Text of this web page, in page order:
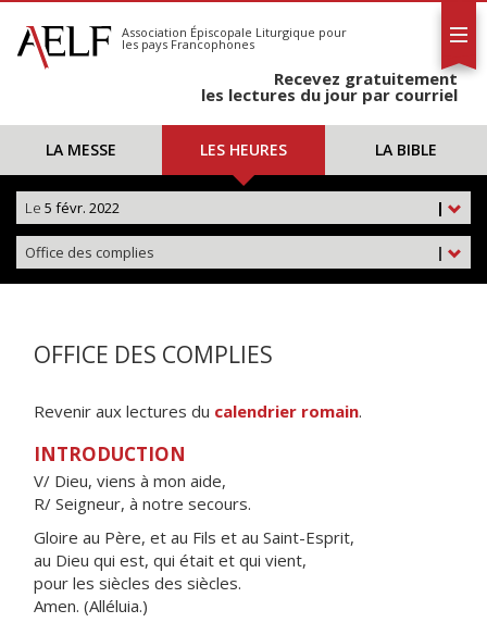
S'abonner
Calendrier
Association Épiscopale Liturgique pour
les pays Francophones
Recevez gratuitement
les lectures du jour par courriel
LA MESSE LES HEURES LA BIBLE
|
Le 5 févr. 2022
|
Office des complies
OFFICE DES COMPLIES
Revenir aux lectures du calendrier romain.
INTRODUCTION
V/ Dieu, viens à mon aide,
R/ Seigneur, à notre secours.
Gloire au Père, et au Fils et au Saint-Esprit,
au Dieu qui est, qui était et qui vient,
pour les siècles des siècles.
Amen. (Alléluia.)